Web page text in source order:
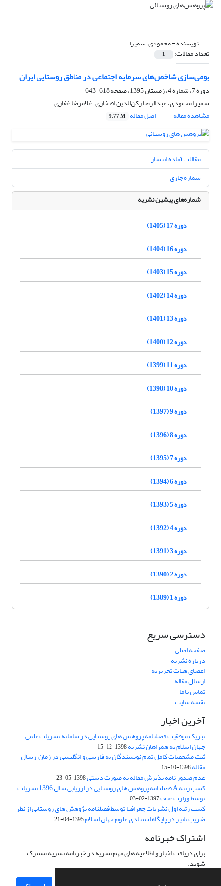
نویسنده =محمودی، سمیرا
تعداد مقالات: 1
بومی‌سازی شاخص‌های سرمایه اجتماعی در مناطق روستایی ایران
دوره 7، شماره 4، زمستان 1395، صفحه
618-643
سمیرا محمودی، عبدالرضا رکن‌الدین افتخاری، غلامرضا غفاری
مشاهده مقاله
اصل مقاله 9.77 M
مقالات آماده انتشار
شماره جاری
شماره‌های پیشین نشریه
دوره 17 (1405)
دوره 16 (1404)
دوره 15 (1403)
دوره 14 (1402)
دوره 13 (1401)
دوره 12 (1400)
دوره 11 (1399)
دوره 10 (1398)
دوره 9 (1397)
دوره 8 (1396)
دوره 7 (1395)
دوره 6 (1394)
دوره 5 (1393)
دوره 4 (1392)
دوره 3 (1391)
دوره 2 (1390)
دوره 1 (1389)
دسترسی سریع
صفحه اصلی
درباره نشریه
اعضای هیات تحریریه
ارسال مقاله
تماس با ما
نقشه سایت
آخرین اخبار
تبریک موفقیت فصلنامه پژوهش های روستایی در سامانه نشریات علمی
جهان اسلام به همراهان نشریه1398-12-15
ثبت مشخصات کامل تمام نویسندگان به فارسی و انگلیسی در زمان ارسال
مقاله1398-10-15
عدم صدور نامه پذیرش مقاله به صورت دستی1398-05-23
کسب رتبه A فصلنامه پژوهش های روستایی در ارزیابی سال 1396 نشریات
توسط وزارت عتف1397-02-03
کسب رتبه اول نشریات جغرافیا توسط فصلنامه پژوهش های روستایی از نظر
ضریب تاثیر در پایگاه استنادی علوم جهان اسلام1395-04-21
اشتراک خبرنامه
برای دریافت اخبار و اطلاعیه های مهم نشریه در خبرنامه نشریه مشترک
شوید.